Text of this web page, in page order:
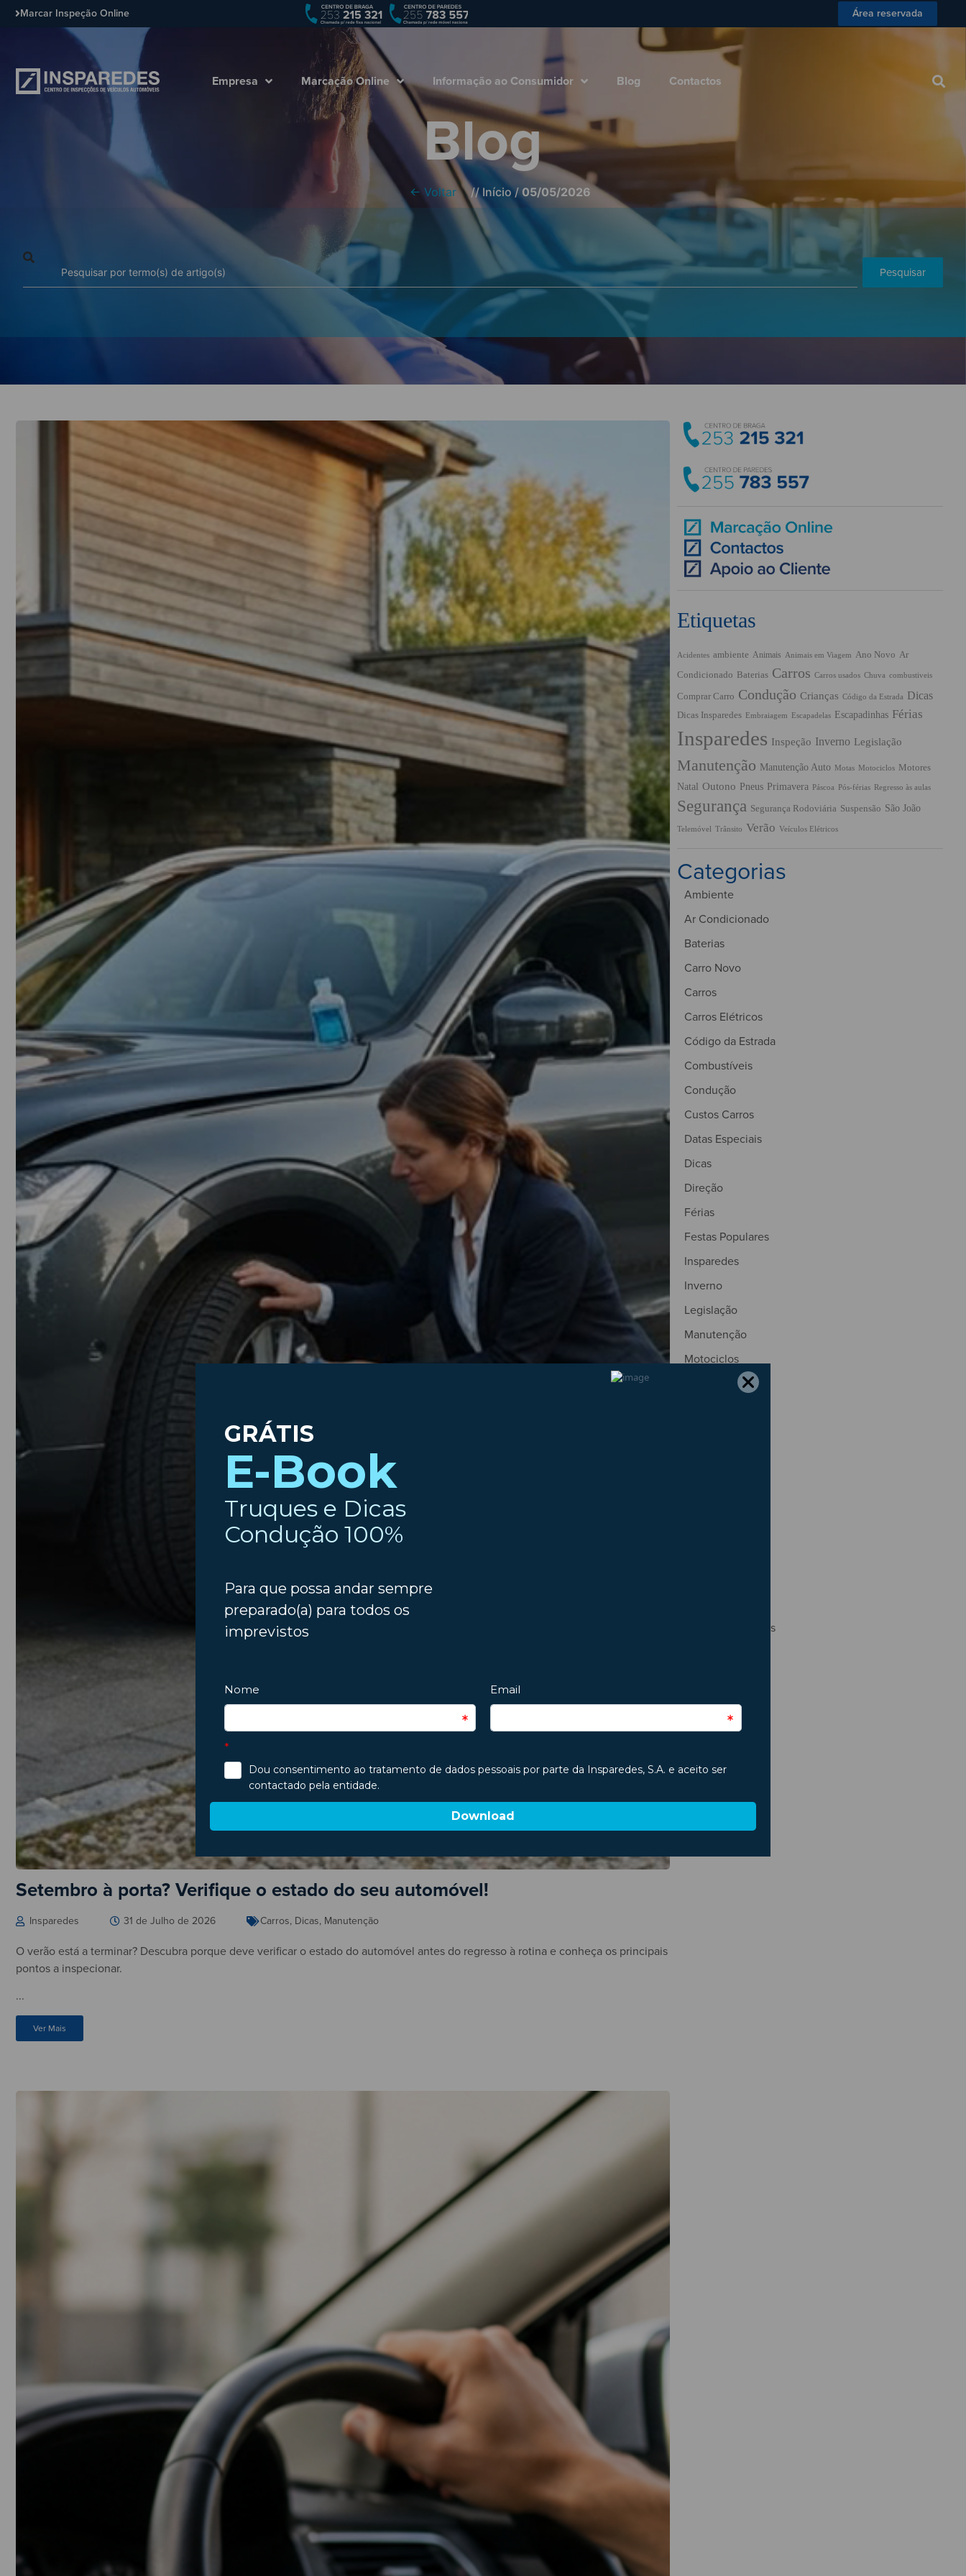
Marcar Inspeção Online Área reservada
Empresa Marcação Online Informação ao Consumidor Blog Contactos
Empresa Informação ao Consumidor
Blog
← Voltar // Início/05/05/2026
Pesquisar
Setembro à porta? Verifique o estado do seu automóvel!
Insparedes 31 de Julho de 2026 Carros, Dicas, Manutenção
O verão está a terminar? Descubra porque deve verificar o estado do automóvel antes do regresso à rotina e conheça os principais
pontos a inspecionar.
...
Ver Mais
Etiquetas
Acidentes ambiente Animais Animais em Viagem Ano Novo Ar
Condicionado Baterias Carros Carros usados Chuva combustiveis
Comprar Carro Condução Crianças Código da Estrada Dicas
Dicas Insparedes Embraiagem Escapadelas Escapadinhas Férias
Insparedes Inspeção Inverno Legislação
Manutenção Manutenção Auto Motas Motociclos Motores
Natal Outono Pneus Primavera Páscoa Pós-férias Regresso às aulas
Segurança Segurança Rodoviária Suspensão São João
Telemóvel Trânsito Verão Veículos Elétricos
Categorias
Ambiente
Ar Condicionado
Baterias
Carro Novo
Carros
Carros Elétricos
Código da Estrada
Combustíveis
Condução
Custos Carros
Datas Especiais
Dicas
Direção
Férias
Festas Populares
Insparedes
Inverno
Legislação
Manutenção
Motociclos
Regresso às Aulas
Seguros